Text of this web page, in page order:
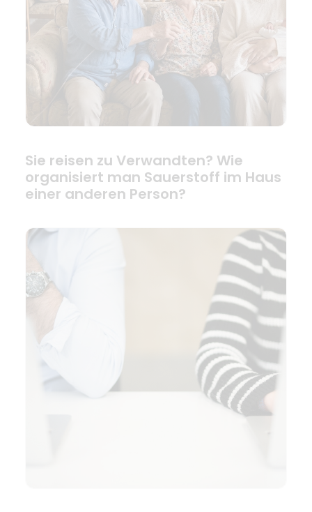
Sie reisen zu Verwandten? Wie
organisiert man Sauerstoff im Haus
einer anderen Person?